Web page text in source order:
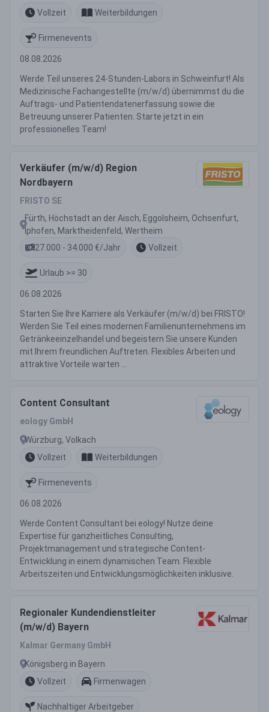
Vollzeit Weiterbildungen
Firmenevents
08.08.2026
Werde Teil unseres 24-Stunden-Labors in Schweinfurt! Als
Medizinische Fachangestellte (m/w/d) übernimmst du die
Auftrags- und Patientendatenerfassung sowie die
Betreuung unserer Patienten. Starte jetzt in ein
professionelles Team!
Verkäufer (m/w/d) Region
Nordbayern
FRISTO SE
Fürth, Höchstadt an der Aisch, Eggolsheim, Ochsenfurt,
Iphofen, Marktheidenfeld, Wertheim
27.000 - 34.000 €/Jahr
Vollzeit
Urlaub >= 30
06.08.2026
Starten Sie Ihre Karriere als Verkäufer (m/w/d) bei FRISTO!
Werden Sie Teil eines modernen Familienunternehmens im
Getränkeeinzelhandel und begeistern Sie unsere Kunden
mit Ihrem freundlichen Auftreten. Flexibles Arbeiten und
attraktive Vorteile warten ...
Content Consultant
eology GmbH
Würzburg, Volkach
Vollzeit
Weiterbildungen
Firmenevents
06.08.2026
Werde Content Consultant bei eology! Nutze deine
Expertise für ganzheitliches Consulting,
Projektmanagement und strategische Content-
Entwicklung in einem dynamischen Team. Flexible
Arbeitszeiten und Entwicklungsmöglichkeiten inklusive.
Regionaler Kundendienstleiter
(m/w/d) Bayern
Kalmar Germany GmbH
Königsberg in Bayern
Vollzeit
Firmenwagen
Nachhaltiger Arbeitgeber